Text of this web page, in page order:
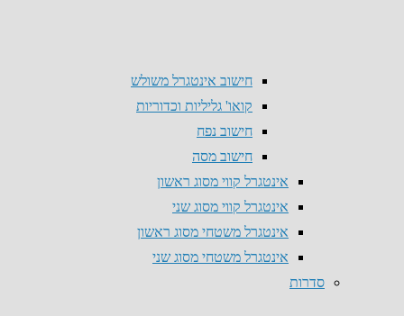
חישוב אינטגרל משולש
קואו' גליליות וכדוריות
חישוב נפח
חישוב מסה
אינטגרל קווי מסוג ראשון
אינטגרל קווי מסוג שני
אינטגרל משטחי מסוג ראשון
אינטגרל משטחי מסוג שני
סדרות